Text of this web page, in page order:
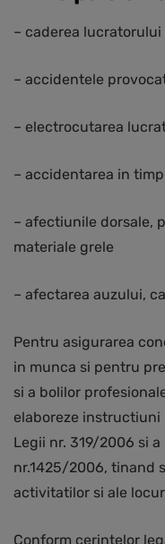
– caderea
– accidentele
– electrocutarea
– accidentarea in
– afectiunile dorsale,
materiale grele
– afectarea auzului,
Pentru asigurarea
in munca si pentru
si a bolilor
elaboreze
Legii nr. 319/2006 si
nr.1425/2006, tinand
activitatilor si ale
Conform cerintelor